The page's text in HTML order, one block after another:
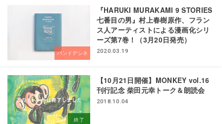
バンドデシネ
『HARUKI MURAKAMI 9 STORIES
七番目の男』村上春樹原作、フラン
ス人アーティストによる漫画化シリ
ーズ第7巻！（3月20日発売）
2020.03.19
終了
【10月21日開催】MONKEY vol.16
刊行記念 柴田元幸トーク＆朗読会
2018.10.04